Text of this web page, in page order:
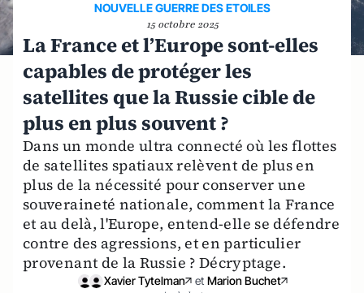
NOUVELLE GUERRE DES ETOILES
15 octobre 2025
La France et l’Europe sont-elles
capables de protéger les
satellites que la Russie cible de
plus en plus souvent ?
Dans un monde ultra connecté où les flottes
de satellites spatiaux relèvent de plus en
plus de la nécessité pour conserver une
souveraineté nationale, comment la France
et au delà, l'Europe, entend-elle se défendre
contre des agressions, et en particulier
provenant de la Russie ? Décryptage.
Xavier Tytelman et Marion Buchet